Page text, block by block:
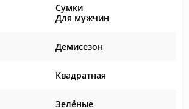
Сумки
Для мужчин
Демисезон
Квадратная
Зелёные